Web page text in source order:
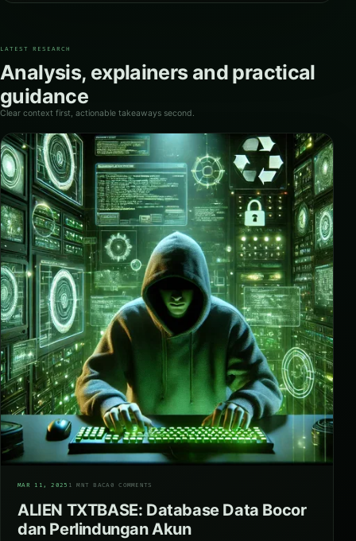
LATEST RESEARCH
Analysis, explainers and practical
guidance
Clear context first, actionable takeaways second.
MAR 11, 2025 1 MNT BACA0 COMMENTS
ALIEN TXTBASE: Database Data Bocor
dan Perlindungan Akun